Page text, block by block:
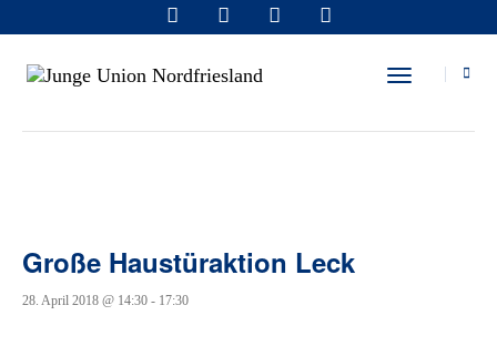
Toggle
Große Haustüraktion Leck
28. April 2018 @ 14:30 - 17:30